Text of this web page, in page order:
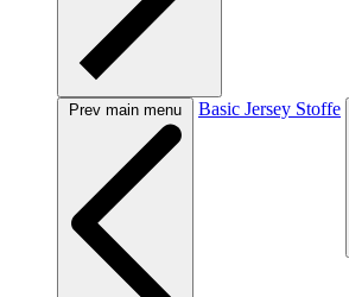
Prev main menu Basic Jersey Stoffe